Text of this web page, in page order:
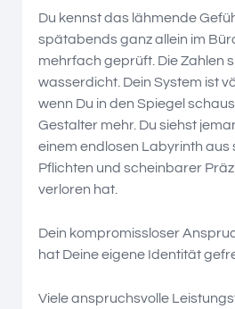
Du kennst das lähmende
spätabends ganz allein im
mehrfach geprüft. Die Zahlen
wasserdicht. Dein System ist
wenn Du in den Spiegel
Gestalter mehr. Du siehst
einem endlosen Labyrinth aus
Pflichten und scheinbarer
verloren hat.
Dein kompromissloser
hat Deine eigene Identität
Viele anspruchsvolle